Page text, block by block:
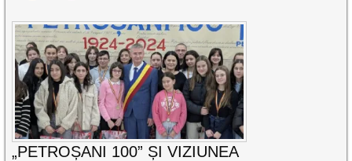
„PETROȘANI 100” ȘI VIZIUNEA